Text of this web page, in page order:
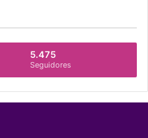
5.475
Seguidores